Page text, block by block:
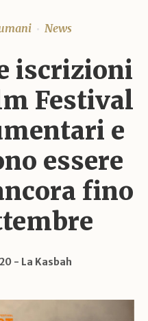
News
iscrizioni
Festival
e
essere
fino
La Kasbah